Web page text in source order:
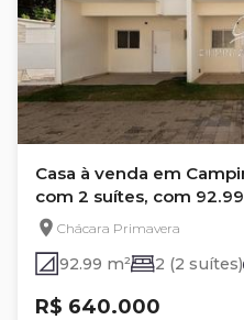
Casa à venda em
com 2 suítes, com
Primaveras
Chácara Primavera
92.99 m² 2 (2 suítes)
R$ 640.000